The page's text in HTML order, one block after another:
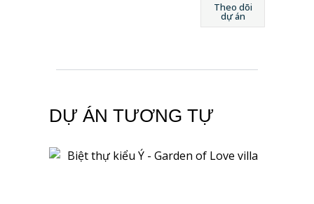
Theo dõi
dự án
DỰ ÁN TƯƠNG TỰ